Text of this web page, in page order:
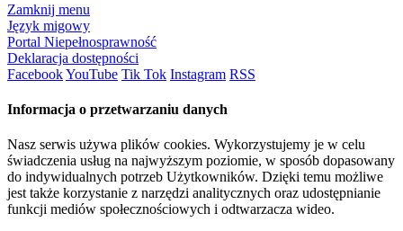
Zamknij menu
Język migowy
Portal Niepełnosprawność
Deklaracja dostępności
FacebookYouTube Tik Tok Instagram RSS
Informacja o przetwarzaniu danych
Nasz serwis używa plików cookies. Wykorzystujemy je w celu
świadczenia usług na najwyższym poziomie, w sposób dopasowany
do indywidualnych potrzeb Użytkowników. Dzięki temu możliwe
jest także korzystanie z narzędzi analitycznych oraz udostępnianie
funkcji mediów społecznościowych i odtwarzacza wideo.